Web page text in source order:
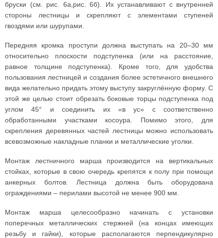
бруски (см. рис. 6а,рис. 6б). Их устанавливают с внутренней
стороны лестницы и скрепляют с элементами ступеней
гвоздями или шурупами.
Передняя кромка проступи должна выступать на 20–30 мм
относительно плоскости подступенка (или на расстояние,
равное толщине подступенка). Кроме того, для удобства
пользования лестницей и создания более эстетичного внешнего
вида желательно придать этому выступу закруглённую форму. С
этой же целью стоит обрезать боковые торцы подступенка под
углом 45° и соединить их «в ус» с соответственно
обработанными участками косоура. Помимо этого, для
скрепления деревянных частей лестницы можно использовать
всевозможные накладные планки и металлические уголки.
Монтаж лестничного марша производится на вертикальных
стойках, которые в свою очередь крепятся к полу при помощи
анкерных болтов. Лестница должна быть оборудована
ограждениями – перилами высотой не менее 900 мм.
Монтаж марша целесообразно начинать с установки
поперечных металлических стержней (на концах имеющих
резьбу и гайки), которые располагаются перпендикулярно